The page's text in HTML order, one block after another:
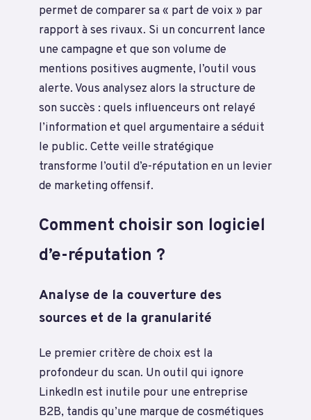
permet de comparer sa « part de voix » par
rapport à ses rivaux. Si un concurrent lance
une campagne et que son volume de
mentions positives augmente, l’outil vous
alerte. Vous analysez alors la structure de
son succès : quels influenceurs ont relayé
l’information et quel argumentaire a séduit
le public. Cette veille stratégique
transforme l’outil d’e-réputation en un levier
de marketing offensif.
Comment choisir son logiciel
d’e-réputation ?
Analyse de la couverture des
sources et de la granularité
Le premier critère de choix est la
profondeur du scan. Un outil qui ignore
LinkedIn est inutile pour une entreprise
B2B, tandis qu’une marque de cosmétiques